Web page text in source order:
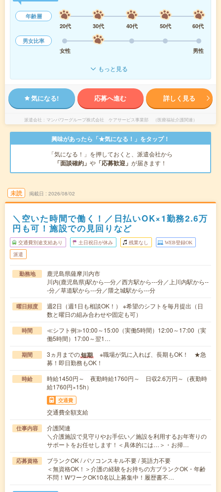
年齢層
20代
30代 40代 50代
60代
男女比率
女性
男性
もっと見る
気になる! 応募へ進む 詳しく見る
派遣会社 マンパワーグループ株式会社 ケアサービス事業部 （医療福祉介護関連）
興味があったら「★気になる！」をタップ！
「気になる！」を押しておくと、派遣会社から
「面談確約」 や 「応募歓迎」 が届きます！
未読 掲載日 2026/08/02
＼空いた時間で働く！／日払いOK×1勤務2.6万
円も可！施設での見回りなど
交通費別途支給あり 土日祝日が休み 残業なし WEB登録OK
派遣
勤務地
鹿児島県薩摩川内市
川内(鹿児島県)駅から---分／西方駅から---分／上川内駅から--
-分／草道駅から---分／隈之城駅から---分
曜日頻度
週2日（週1日も相談OK！） ※希望のシフトを毎月提出（日
数と曜日の組み合わせや固定も可）
時間
≪シフト例≫10:00～15:00（実働5時間）12:00～17:00（実
働5時間）17:00～翌1…
期間 3ヵ月までの短期
※職場が気に入れば、長期もOK！ ★急
募！即日勤務もOK！
時給
時給1450円～ 夜勤時給1760円～ 日収2.6万円～（夜勤時
給1760円×15h）
交通費
交通費全額支給
仕事内容
介護関連
＼介護施設で見守りやお手伝い／施設を利用するお年寄りの
サポートをお任せします！＜具体的には…＞・お掃…
応募資格
ブランクOK / パソコンスキル不要 / 英語力不要
＜無資格OK！＞介護の経験をお持ちの方ブランクOK・年齢
不問！WワークOK10名以上募集中！履歴書不…